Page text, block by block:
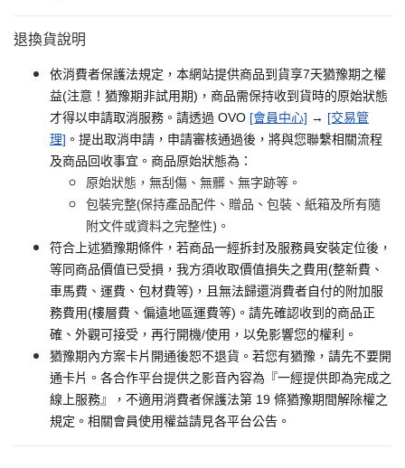
退換貨說明
依消費者保護法規定，本網站提供商品到貨享7天猶豫期之權
益(注意！猶豫期非試用期)，商品需保持收到貨時的原始狀態
才得以申請取消服務。請透過 OVO [會員中心] → [交易管
理] 。提出取消申請，申請審核通過後，將與您聯繫相關流程
及商品回收事宜。商品原始狀態為：
原始狀態，無刮傷、無髒、無字跡等。
包裝完整(保持產品配件、贈品、包裝、紙箱及所有隨
附文件或資料之完整性)。
符合上述猶豫期條件，若商品一經拆封及服務員安裝定位後，
等同商品價值已受損，我方須收取價值損失之費用(整新費、
車馬費、運費、包材費等)，且無法歸還消費者自付的附加服
務費用(樓層費、偏遠地區運費等)。請先確認收到的商品正
確、外觀可接受，再行開機/使用，以免影響您的權利。
猶豫期內方案卡片開通後恕不退貨。若您有猶豫，請先不要開
通卡片。各合作平台提供之影音內容為『一經提供即為完成之
線上服務』，不適用消費者保護法第 19 條猶豫期間解除權之
規定。相關會員使用權益請見各平台公告。